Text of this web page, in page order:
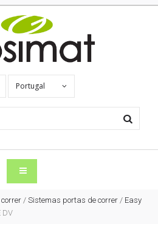
Portugal
/ Sistemas portas de correr / Easy
DV